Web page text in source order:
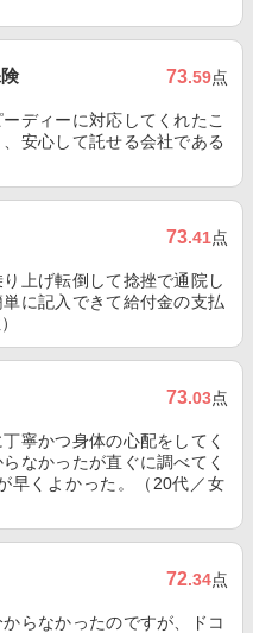
73.59点
ディーに対応してくれたこ
安心して託せる会社である
73.41点
上げ転倒して捻挫で通院し
に記入できて給付金の支払
73.03点
寧かつ身体の心配をしてく
なかったが直ぐに調べてく
早くよかった。（20代／女
72.34点
らなかったのですが、ドコ